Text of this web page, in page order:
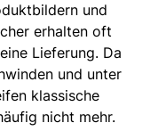
und
erhalten oft
Lieferung. Da
und unter
klassische
nicht mehr.